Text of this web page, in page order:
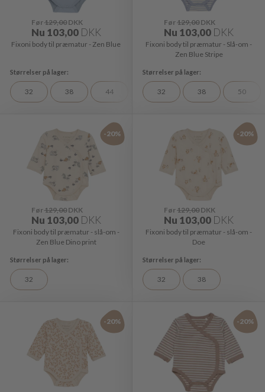
Før129,00DKK
Nu 103,00 DKK
Fixoni body til præmatur - Zen Blue
32 38 44
Før129,00 DKK
Nu 103,00 DKK
Fixoni body til præmatur - Slå-om -
Zen Blue Stripe
32 38 50
-20%
Før129,00DKK
Nu 103,00 DKK
Fixoni body til præmatur - slå-om -
Zen Blue Dino print
32
-20%
Før129,00 DKK
Nu 103,00 DKK
Fixoni body til præmatur - slå-om -
Doe
32 38
-20% -20%